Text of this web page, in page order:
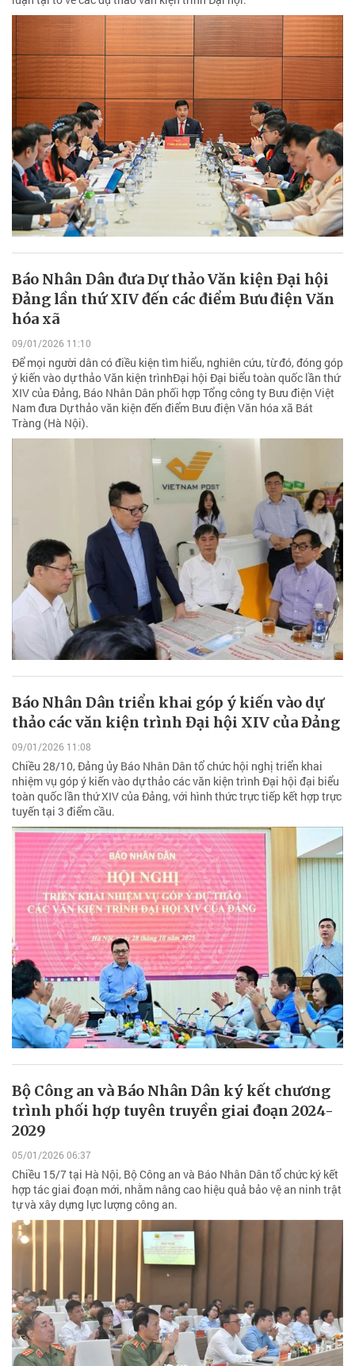
Báo Nhân Dân đưa Dự thảo Văn kiện Đại hội
Đảng lần thứ XIV đến các điểm Bưu điện Văn
hóa xã
09/01/2026 11:10
Để mọi người dân có điều kiện tìm hiểu, nghiên cứu, từ đó, đóng góp
ý kiến vào dự thảo Văn kiện trìnhĐại hội Đại biểu toàn quốc lần thứ
XIV của Đảng, Báo Nhân Dân phối hợp Tổng công ty Bưu điện Việt
Nam đưa Dự thảo văn kiện đến điểm Bưu điện Văn hóa xã Bát
Tràng (Hà Nội).
Báo Nhân Dân triển khai góp ý kiến vào dự
thảo các văn kiện trình Đại hội XIV của Đảng
09/01/2026 11:08
Chiều 28/10, Đảng ủy Báo Nhân Dân tổ chức hội nghị triển khai
nhiệm vụ góp ý kiến vào dự thảo các văn kiện trình Đại hội đại biểu
toàn quốc lần thứ XIV của Đảng, với hình thức trực tiếp kết hợp trực
tuyến tại 3 điểm cầu.
Bộ Công an và Báo Nhân Dân ký kết chương
trình phối hợp tuyên truyền giai đoạn 2024-
2029
05/01/2026 06:37
Chiều 15/7 tại Hà Nội, Bộ Công an và Báo Nhân Dân tổ chức ký kết
hợp tác giai đoạn mới, nhằm nâng cao hiệu quả bảo vệ an ninh trật
tự và xây dựng lực lượng công an.